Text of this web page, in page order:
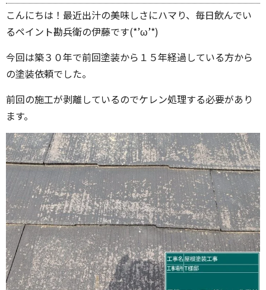
こんにちは！最近出汁の美味しさにハマり、毎日飲んでい
るペイント勘兵衛の伊藤です(*’ω’*)
今回は築３０年で前回塗装から１５年経過している方から
の塗装依頼でした。
前回の施工が剥離しているのでケレン処理する必要があり
ます。